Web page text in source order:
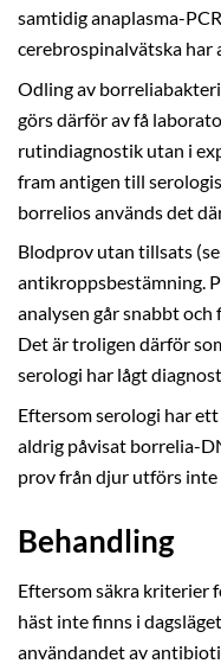
samtidig anaplasma-
cerebrospinalvätska har
Odling av
görs därför av få
rutindiagnostik utan i
fram antigen till
borrelios används det
Blodprov utan tillsats
antikroppsbestämning.
analysen går snabbt
Det är troligen därför
serologi har lågt
Eftersom serologi har
aldrig påvisat borrelia-
prov från djur utförs inte
Behandling
Eftersom säkra kriterier
häst inte finns i
användandet av